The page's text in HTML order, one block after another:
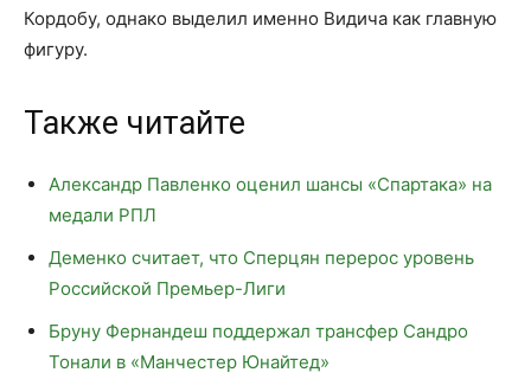
Кордобу, однако выделил именно Видича как главную
фигуру.
Также читайте
Александр Павленко оценил шансы «Спартака» на
медали РПЛ
Деменко считает, что Сперцян перерос уровень
Российской Премьер-Лиги
Бруну Фернандеш поддержал трансфер Сандро
Тонали в «Манчестер Юнайтед»